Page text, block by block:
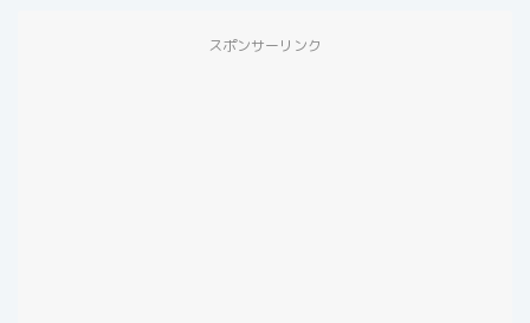
スポンサーリンク